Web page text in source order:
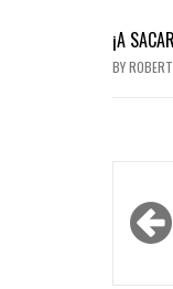
¡A
BY
de